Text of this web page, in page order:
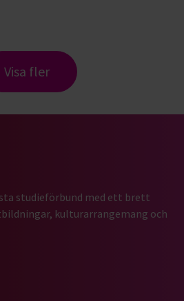
Visa fler
startsida
studieförbund med ett brett
kulturarrangemang och